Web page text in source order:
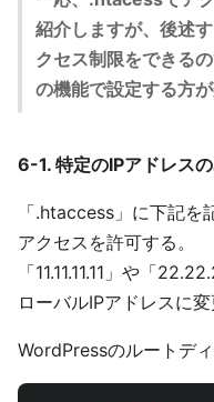
紹介しますが、後述
クセス制限をできる
の機能で設定する方が
6-1. 特定のIPアドレス
「.htaccess」に下記を
アクセスを許可する。
「11.11.11.11」や「
ローバルIPアドレスに変
WordPressのルートデ